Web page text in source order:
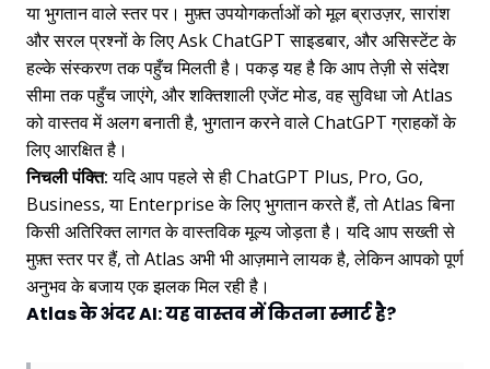
या भुगतान वाले स्तर पर। मुफ़्त उपयोगकर्ताओं को मूल ब्राउज़र, सारांश
और सरल प्रश्नों के लिए Ask ChatGPT साइडबार, और असिस्टेंट के
हल्के संस्करण तक पहुँच मिलती है। पकड़ यह है कि आप तेज़ी से संदेश
सीमा तक पहुँच जाएंगे, और शक्तिशाली एजेंट मोड, वह सुविधा जो Atlas
को वास्तव में अलग बनाती है, भुगतान करने वाले ChatGPT ग्राहकों के
लिए आरक्षित है।
निचली पंक्ति:यदि आप पहले से ही ChatGPT Plus, Pro, Go,
Business, या Enterprise के लिए भुगतान करते हैं, तो Atlas बिना
किसी अतिरिक्त लागत के वास्तविक मूल्य जोड़ता है। यदि आप सख्ती से
मुफ़्त स्तर पर हैं, तो Atlas अभी भी आज़माने लायक है, लेकिन आपको पूर्ण
अनुभव के बजाय एक झलक मिल रही है।
Atlas के अंदर AI: यह वास्तव में कितना स्मार्ट है?